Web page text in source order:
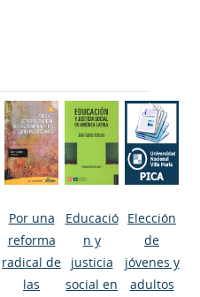
Por una
reforma
radical de
las
Educació
n y
justicia
social en
Elección
de
jóvenes y
adultos